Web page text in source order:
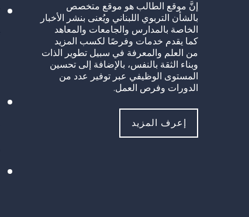
إنَّ موقع الطالب هو موقع متخصص
بالشأن التربوي اللبناني ويُعنى بنشر الأخبار
الخاصة بالمدارس والجامعات والمعاهد
كما يقدم خدمات وفرصًا لكسب المزيد
من العلم والمعرفة في سبيل تطوير الذات
وبناء الثقة بالنفس، بالإضافة إلى تحسين
المستوى الوظيفي عبر توفير عدد من
الدورات وفرص العمل.
إعرف المزيد